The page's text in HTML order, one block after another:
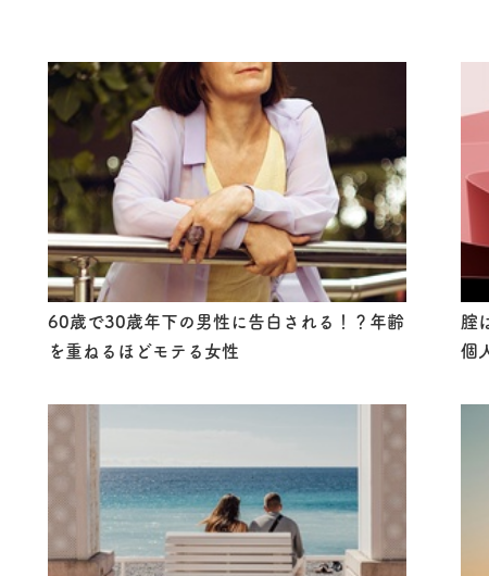
60歳で30歳年下の男性に告白される！？年齢
を重ねるほどモテる女性
腟
個